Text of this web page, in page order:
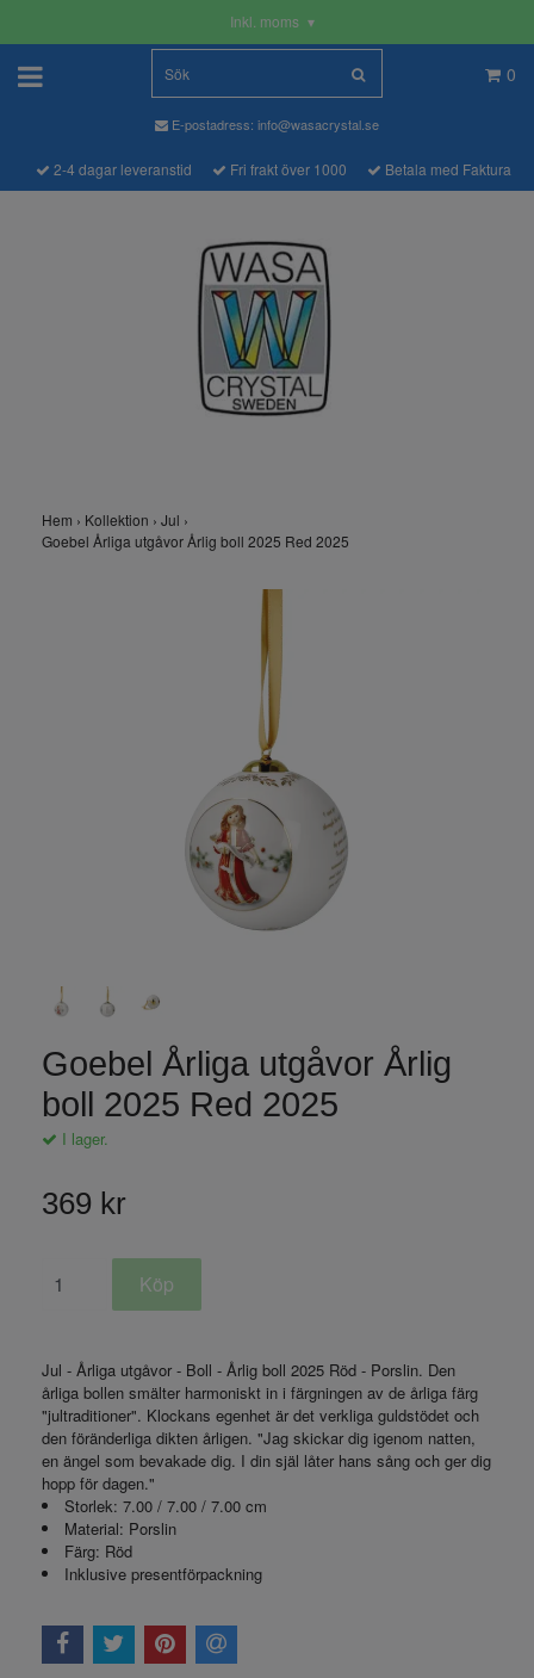
Inkl. moms ▾
0
E-postadress: info@wasacrystal.se
2-4 dagar leveranstid Fri frakt över 1000 Betala med Faktura
Hem › Kollektion › Jul ›
Goebel Årliga utgåvor Årlig boll 2025 Red 2025
Goebel Årliga utgåvor Årlig
boll 2025 Red 2025
I lager.
369 kr
Jul - Årliga utgåvor - Boll - Årlig boll 2025 Röd - Porslin. Den
årliga bollen smälter harmoniskt in i färgningen av de årliga färg
"jultraditioner". Klockans egenhet är det verkliga guldstödet och
den föränderliga dikten årligen. "Jag skickar dig igenom natten,
en ängel som bevakade dig. I din själ låter hans sång och ger dig
hopp för dagen."
Storlek: 7.00 / 7.00 / 7.00 cm
Material: Porslin
Färg: Röd
Inklusive presentförpackning